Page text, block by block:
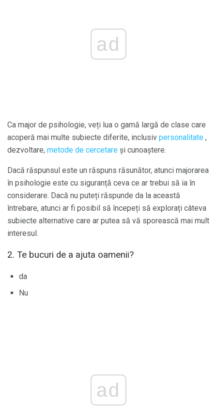
ad
Ca major de psihologie, veți lua o gamă largă de clase care
acoperă mai multe subiecte diferite, inclusiv personalitate ,
dezvoltare, metode de cercetare și cunoaștere.
Dacă răspunsul este un răspuns răsunător, atunci majorarea
în psihologie este cu siguranță ceva ce ar trebui să ia în
considerare. Dacă nu puteți răspunde da la această
întrebare, atunci ar fi posibil să începeți să explorați câteva
subiecte alternative care ar putea să vă sporească mai mult
interesul.
2. Te bucuri de a ajuta oamenii?
da
Nu
ad